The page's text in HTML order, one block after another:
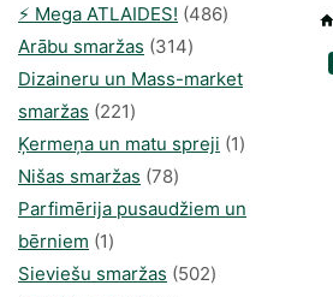
⚡️ Mega ATLAIDES! 486486
Arābu smaržas 314314
produkti
Dizaineru un Mass-market
smaržas 221221
produkts
Ķermeņa un matu spreji 11
Nišas smaržas 7878
produkts
Parfimērija pusaudžiem un
bērniem 11
produkti
Sieviešu smaržas 502502